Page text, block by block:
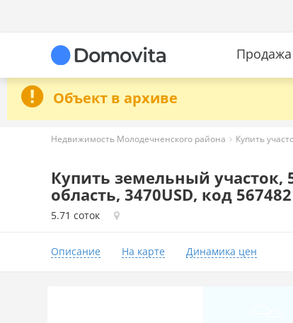
Продажа
Объект в архиве
Недвижимость Молодечненского района Купить
Купить земельный участок,
область, 3470USD, код 567482
5.71 соток
Описание На карте Динамика цен